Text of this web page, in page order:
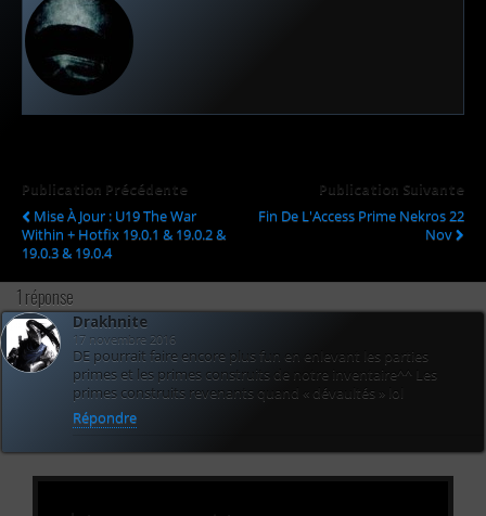
Publication Précédente
Mise À Jour : U19 The War
Within + Hotfix 19.0.1 & 19.0.2 &
19.0.3 & 19.0.4
Publication Suivante
Fin De L'Access Prime Nekros 22
Nov
1 réponse
Drakhnite
17 novembre 2016
DE pourrait faire encore plus fun en enlevant les parties
primes et les primes construits de notre inventaire^^ Les
primes construits revenants quand « dévaultés » lol
Répondre